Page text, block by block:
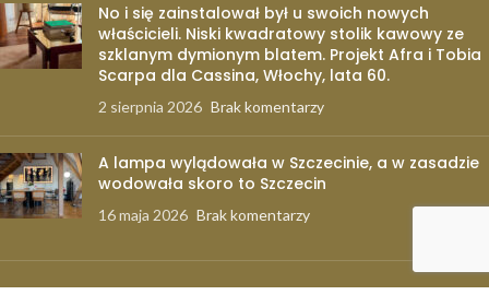
No i się zainstalował był u swoich nowych
właścicieli. Niski kwadratowy stolik kawowy ze
szklanym dymionym blatem. Projekt Afra i Tobia
Scarpa dla Cassina, Włochy, lata 60.
2 sierpnia 2026 Brak komentarzy
A lampa wylądowała w Szczecinie, a w zasadzie
wodowała skoro to Szczecin
16 maja 2026 Brak komentarzy